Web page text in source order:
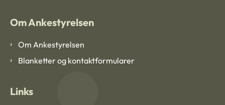
Om Ankestyrelsen
Om Ankestyrelsen
Blanketter og kontaktformularer
Links